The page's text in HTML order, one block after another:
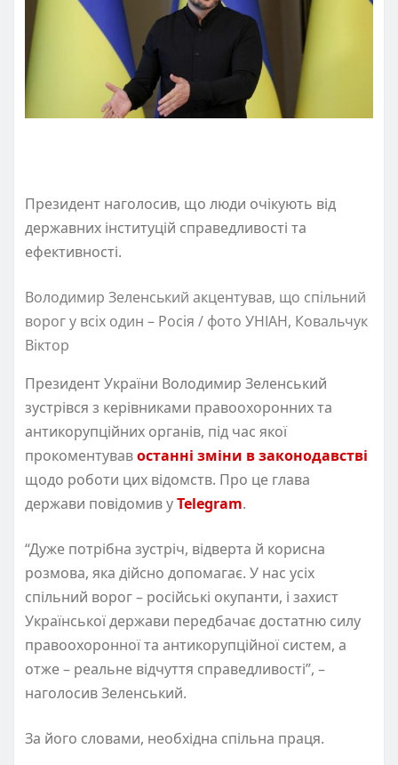
Президент наголосив, що люди очікують від
державних інституцій справедливості та
ефективності.
Володимир Зеленський акцентував, що спільний
ворог у всіх один – Росія / фото УНІАН, Ковальчук
Віктор
Президент України Володимир Зеленський
зустрівся з керівниками правоохоронних та
антикорупційних органів, під час якої
прокоментувавостанні зміни в законодавстві
щодо роботи цих відомств. Про це глава
держави повідомив уTelegram.
“Дуже потрібна зустріч, відверта й корисна
розмова, яка дійсно допомагає. У нас усіх
спільний ворог – російські окупанти, і захист
Української держави передбачає достатню силу
правоохоронної та антикорупційної систем, а
отже – реальне відчуття справедливості”, –
наголосив Зеленський.
За його словами, необхідна спільна праця.